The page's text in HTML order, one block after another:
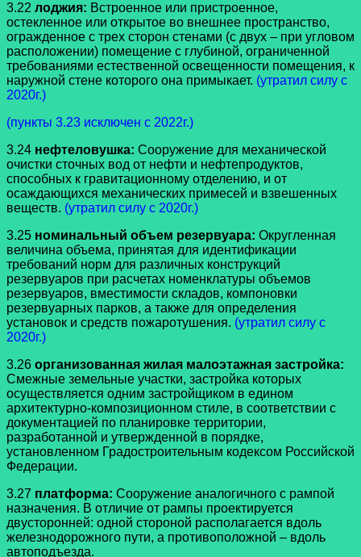
3.22 лоджия: Встроенное или пристроенное,
остекленное или открытое во внешнее пространство,
огражденное с трех сторон стенами (с двух – при угловом
расположении) помещение с глубиной, ограниченной
требованиями естественной освещенности помещения, к
наружной стене которого она примыкает. (утратил силу с
2020г.)
(пункты 3.23 исключен с 2022г.)
3.24 нефтеловушка: Сооружение для механической
очистки сточных вод от нефти и нефтепродуктов,
способных к гравитационному отделению, и от
осаждающихся механических примесей и взвешенных
веществ. (утратил силу с 2020г.)
3.25 номинальный объем резервуара: Округленная
величина объема, принятая для идентификации
требований норм для различных конструкций
резервуаров при расчетах номенклатуры объемов
резервуаров, вместимости складов, компоновки
резервуарных парков, а также для определения
установок и средств пожаротушения. (утратил силу с
2020г.)
3.26 организованная жилая малоэтажная застройка:
Смежные земельные участки, застройка которых
осуществляется одним застройщиком в едином
архитектурно-композиционном стиле, в соответствии с
документацией по планировке территории,
разработанной и утвержденной в порядке,
установленном Градостроительным кодексом Российской
Федерации.
3.27 платформа: Сооружение аналогичного с рампой
назначения. В отличие от рампы проектируется
двусторонней: одной стороной располагается вдоль
железнодорожного пути, а противоположной – вдоль
автоподъезда.